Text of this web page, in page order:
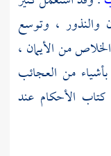
والنذور ، وتوسع
من الأيمان ،
من العجائب
الأحكام عند